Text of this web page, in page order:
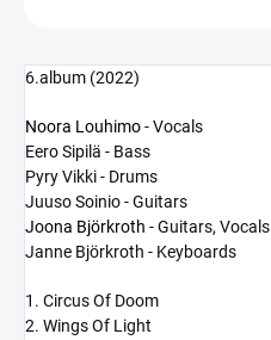
6.album (2022)
Noora Louhimo- Vocals
Eero Sipilä - Bass
Pyry Vikki - Drums
Juuso Soinio - Guitars
Joona Björkroth - Guitars, Vocals
Janne Björkroth - Keyboards
1. Circus Of Doom
2. Wings Of Light